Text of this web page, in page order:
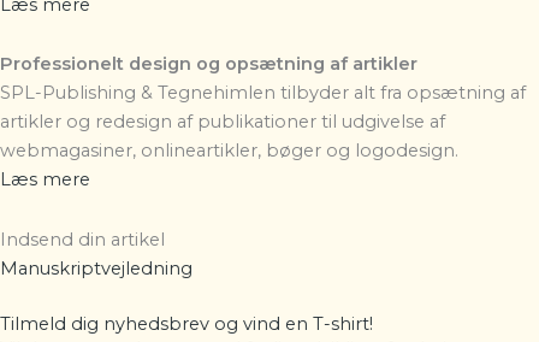
Læs mere
Professionelt design og opsætning af artikler
SPL-Publishing & Tegnehimlen tilbyder alt fra opsætning af
artikler og redesign af publikationer til udgivelse af
webmagasiner, onlineartikler, bøger og logodesign.
Læs mere
Indsend din artikel
Manuskriptvejledning
Tilmeld dig nyhedsbrev og vind en T-shirt!